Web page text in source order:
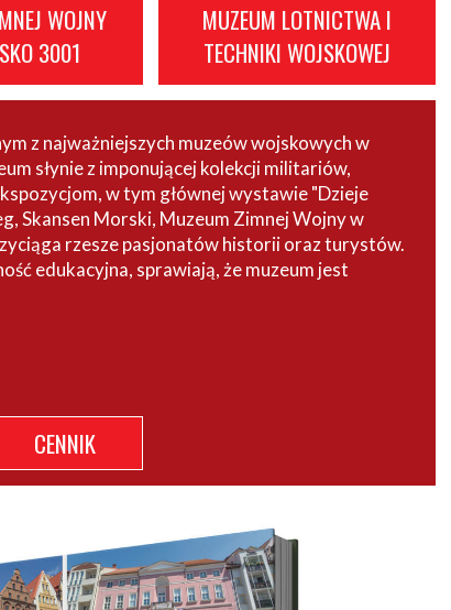
WOJNY
3001
MUZEUM LOTNICTWA I
TECHNIKI WOJSKOWEJ
z najważniejszych muzeów wojskowych w
słynie z imponującej kolekcji militariów,
w tym głównej wystawie "Dzieje
Skansen Morski, Muzeum Zimnej Wojny w
rzesze pasjonatów historii oraz turystów.
edukacyjna, sprawiają, że muzeum jest
CENNIK